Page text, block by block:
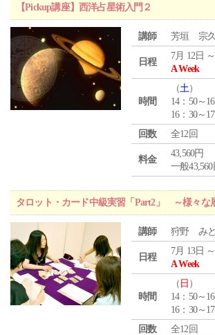
【Pickup講座】西洋占星術入門２
講師 芳垣 宗久
日程
7月 12日
A Week
時間
（土）
14：50～
16：30～
回数
全12回
料金
43,560円
一般
タロット・カード中級実習「Part2」 ～様々な
講師 狩野 み
日程
7月 13日
A Week
時間
（ 日 ）
14：50～
16：30～
回数
全12回